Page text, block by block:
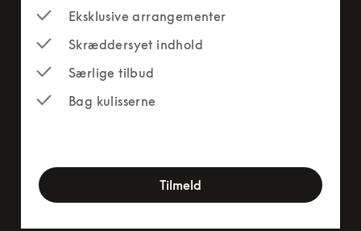
Eksklusive arrangementer
Skræddersyet indhold
Særlige tilbud
Bag kulisserne
Tilmeld